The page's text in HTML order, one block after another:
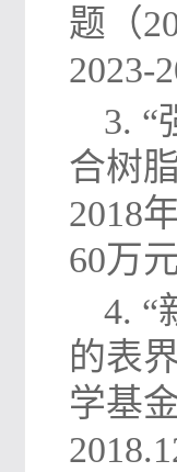
题（
2023-
3. “
合树
2018
60万
4. “
的表
学基